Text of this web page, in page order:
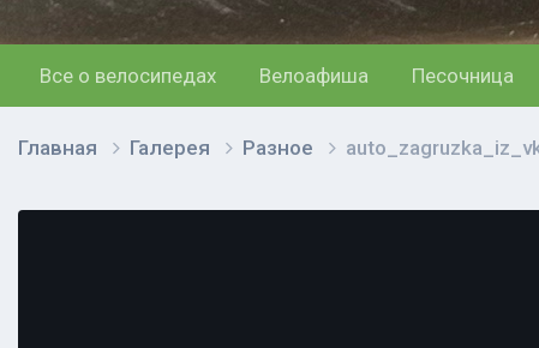
Все о велосипедах Велоафиша Песочница
Главная Галерея Разное